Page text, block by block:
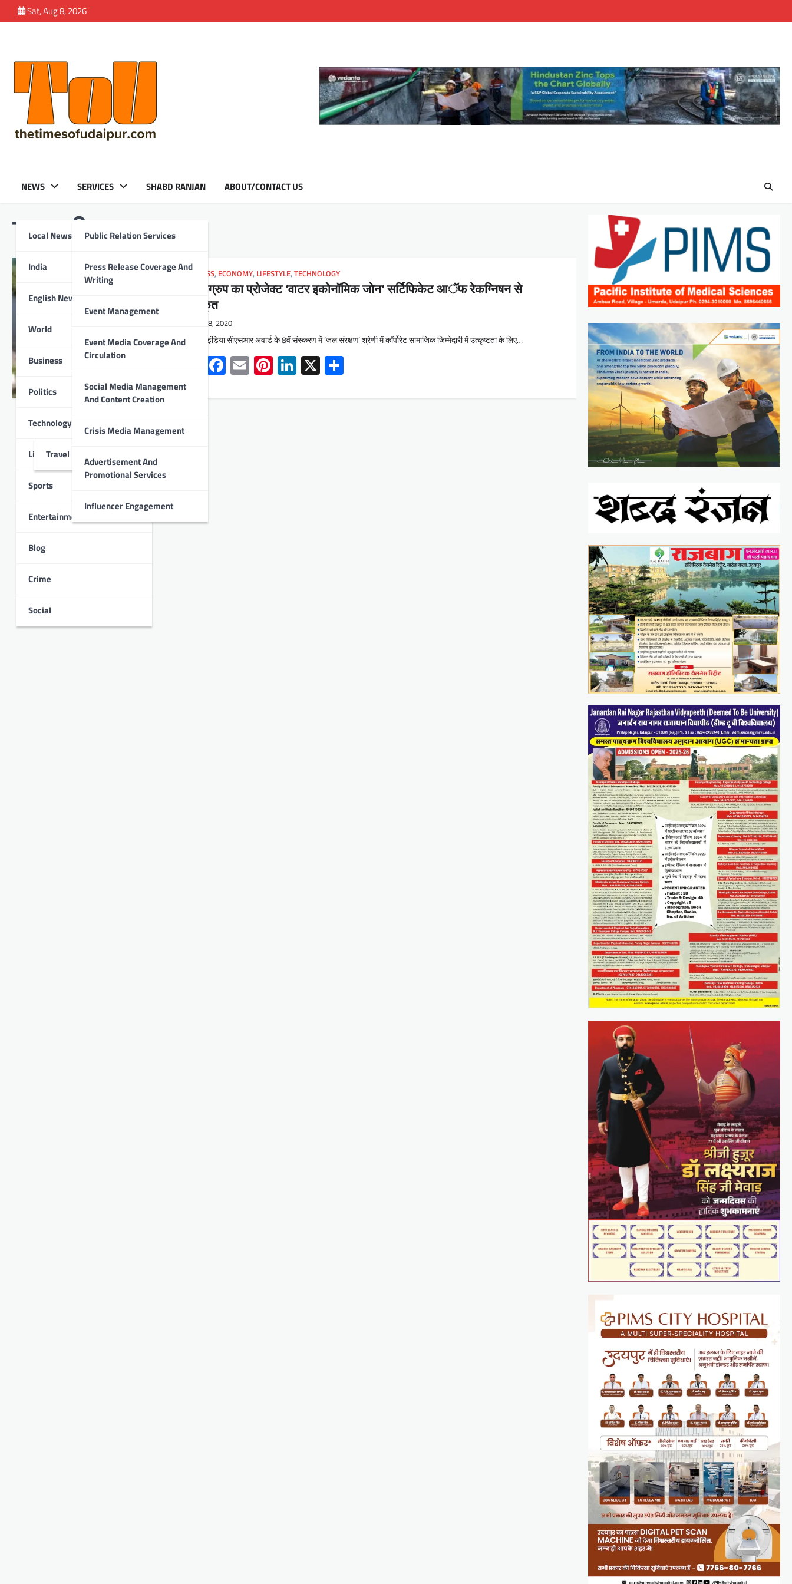
to
Sat, Aug 8, 2026
NEWS
Local News
India
English News
World
Business
Politics
Technology
Lifestyle
Travel
Sports
Entertainment
Blog
Crime
Social
SERVICES
Public Relation Services
Press Release Coverage And
Writing
Event Management
Event Media Coverage And
Circulation
Social Media Management
And Content Creation
Crisis Media Management
Advertisement And
Promotional Services
Influencer Engagement
SHABD RANJAN ABOUT/CONTACT US
Tag:डीएस ग्रुप
BUSINESS, ECONOMY, LIFESTYLE,TECHNOLOGY
डीएस ग्रुप का प्रोजेक्ट ‘वाटर इकोनॉमिक जोन‘ सर्टिफिकेट आॅफ रेकग्निषन से
पुरूस्कृत
June 8, 2020
उदयपुर : इंडिया सीएसआर अवार्ड के 8वें संस्करण में ‘जल संरक्षण‘ श्रेणी में कॉर्पोरेट सामाजिक जिम्मेदारी में उत्कृष्टता के लिए…
WhatsApp
Facebook
EmailPinterest
LinkedIn
X